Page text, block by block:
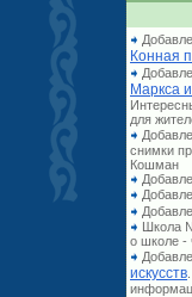
Конная
Маркса
для
снимки
Кошман
Школа
о школе -
искусств